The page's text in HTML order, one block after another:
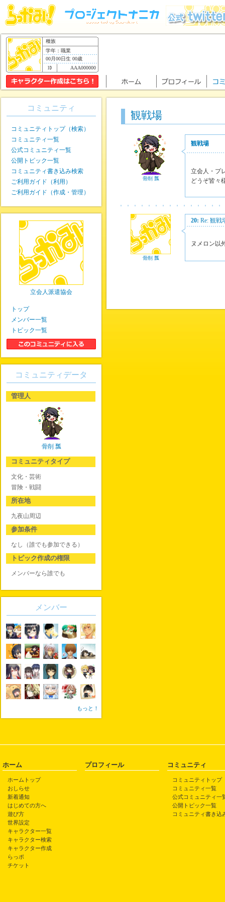
種族
学年：職業
00月00日生 00歳
AAA000000
観戦場
骨削 瓢
観戦場
立会人・プ
どうぞ皆々
骨削 瓢
20: Re: 観戦
ヌメロン以
コミュニティ
コミュニティトップ（検索）
コミュニティ一覧
公式コミュニティ一覧
公開トピック一覧
コミュニティ書き込み検索
ご利用ガイド（利用）
ご利用ガイド（作成・管理）
立会人派遣協会
トップ
メンバー一覧
トピック一覧
コミュニティデータ
管理人
骨削 瓢
コミュニティタイプ
文化・芸術
冒険・戦闘
所在地
九夜山周辺
参加条件
なし（誰でも参加できる）
トピック作成の権限
メンバーなら誰でも
メンバー
もっと！
ホーム
ホームトップ
おしらせ
新着通知
はじめての方へ
遊び方
世界設定
キャラクター一覧
キャラクター検索
キャラクター作成
らっポ
チケット
プロフィール コミュニティ
コミュニティトップ
コミュニティ一覧
公式コミュニティ一
公開トピック一覧
コミュニティ書き込